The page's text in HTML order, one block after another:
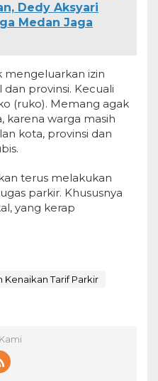
Dedy Aksyari
Medan Jaga
mengeluarkan izin
provinsi. Kecuali
(ruko). Memang agak
karena warga masih
kota, provinsi dan
terus melakukan
parkir. Khususnya
yang kerap
Kenaikan Tarif Parkir